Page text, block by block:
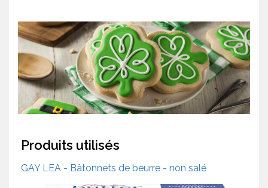
Produits utilisés
GAY LEA - Bâtonnets de beurre - non salé